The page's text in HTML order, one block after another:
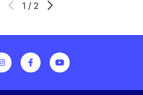
1 / 2